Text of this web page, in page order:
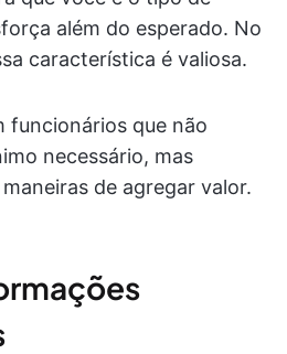
além do esperado. No
característica é valiosa.
funcionários que não
necessário, mas
de agregar valor.